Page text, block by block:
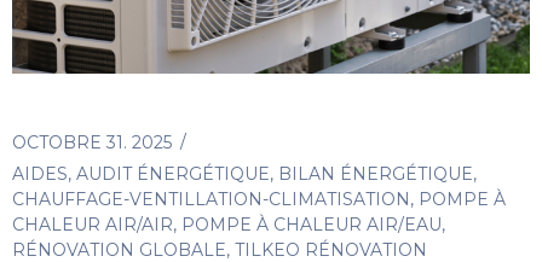
OCTOBRE 31. 2025
AIDES, AUDIT ÉNERGÉTIQUE, BILAN ÉNERGÉTIQUE,
CHAUFFAGE-VENTILLATION-CLIMATISATION, POMPE À
CHALEUR AIR/AIR, POMPE À CHALEUR AIR/EAU,
RÉNOVATION GLOBALE, TILKEO RÉNOVATION